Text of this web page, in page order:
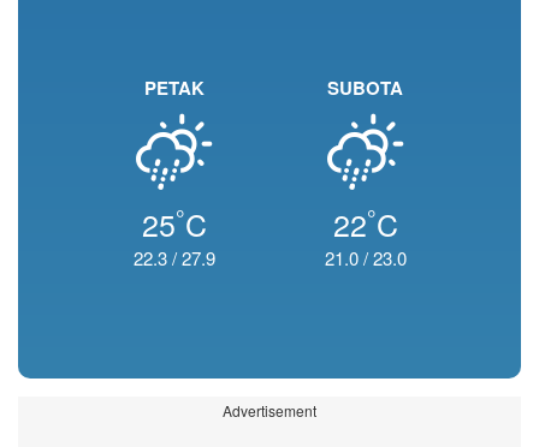
PETAK
25°C
22.3/27.9
SUBOTA
22°C
21.0/23.0
Advertisement